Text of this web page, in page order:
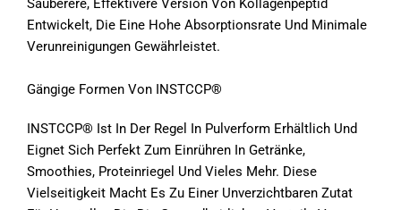
Sauberere, Effektivere Version Von Kollagenpeptid
Entwickelt, Die Eine Hohe Absorptionsrate Und Minimale
Verunreinigungen Gewährleistet.
Gängige Formen Von INSTCCP®
INSTCCP® Ist In Der Regel In Pulverform Erhältlich Und
Eignet Sich Perfekt Zum Einrühren In Getränke,
Smoothies, Proteinriegel Und Vieles Mehr. Diese
Vielseitigkeit Macht Es Zu Einer Unverzichtbaren Zutat